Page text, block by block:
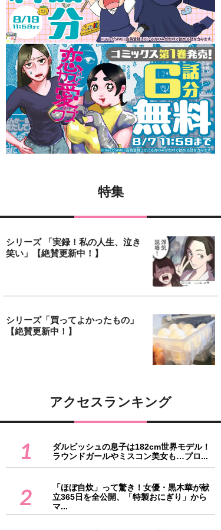
特集
シリーズ 「実録！私の人生、泣き
笑い」【絶賛更新中！】
シリーズ「買ってよかったもの」
【絶賛更新中！】
アクセスランキング
1
ダルビッシュの息子は182cm世界モデル！
ラウンドガールやミスコン美女も…プロ...
2
「ほぼ自炊」って驚き！女優・黒木華が献
立365日を全公開、「特製おにぎり」から
マ...